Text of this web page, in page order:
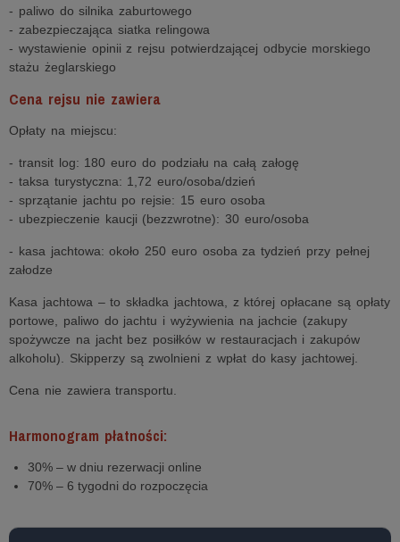
- paliwo do silnika zaburtowego
- zabezpieczająca siatka relingowa
- wystawienie opinii z rejsu potwierdzającej odbycie morskiego
stażu żeglarskiego
Cena rejsu nie zawiera
Opłaty na miejscu:
- transit log: 180 euro do podziału na całą załogę
- taksa turystyczna: 1,72 euro/osoba/dzień
- sprzątanie jachtu po rejsie: 15 euro osoba
- ubezpieczenie kaucji (bezzwrotne): 30 euro/osoba
- kasa jachtowa: około 250 euro osoba za tydzień przy pełnej
załodze
Kasa jachtowa – to składka jachtowa, z której opłacane są opłaty
portowe, paliwo do jachtu i wyżywienia na jachcie (zakupy
spożywcze na jacht bez posiłków w restauracjach i zakupów
alkoholu). Skipperzy są zwolnieni z wpłat do kasy jachtowej.
Cena nie zawiera transportu.
Harmonogram płatności:
30% – w dniu rezerwacji online
70% – 6 tygodni do rozpoczęcia